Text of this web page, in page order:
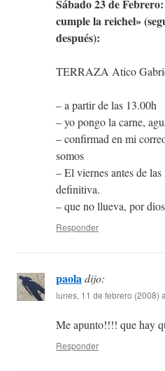
Sábado 23 de
cumple la reichel»
después):
TERRAZA Atico
– a partir de las 13.00h
– yo pongo la carne,
– confirmad en mi
somos
– El viernes antes de
definitiva.
– que no llueva, por
Responder
paoladijo:
lunes, 11 de febrero (2008)
Me apunto!!!! que hay
Responder